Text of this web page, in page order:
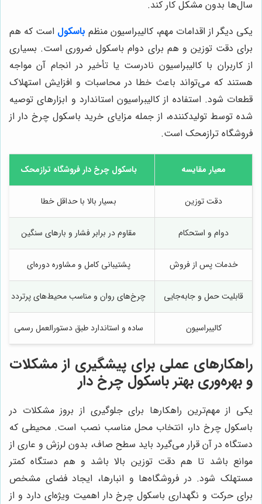
سال‌ها بدون مشکل کار کند.
یکی دیگر از اقدامات مهم، کالیبراسیون منظم باسکول است که هم
برای دقت توزین و هم برای دوام باسکول ضروری است. بسیاری
از کاربران با کالیبراسیون نادرست یا تأخیر در انجام آن مواجه
هستند که می‌تواند باعث خطا در محاسبات و افزایش استهلاک
قطعات شود. استفاده از کالیبراسیون استاندارد و ابزارهای توصیه
شده توسط تولیدکننده، از جمله مزایای خرید باسکول چرخ دار از
فروشگاه ترازمحک است.
معیار مقایسه باسکول چرخ دار فروشگاه ترازمحک
دقت توزین بسیار بالا با حداقل خطا
دوام و استحکام مقاوم در برابر فشار و بارهای سنگین
خدمات پس از فروش پشتیبانی کامل و مشاوره دوره‌ای
قابلیت حمل و جابه‌جایی چرخ‌های روان و مناسب محیط‌های پرتردد
کالیبراسیون ساده و استاندارد طبق دستورالعمل رسمی
راهکارهای عملی برای پیشگیری از مشکلات
و بهره‌وری بهتر باسکول چرخ دار
یکی از مهم‌ترین راهکارها برای جلوگیری از بروز مشکلات در
باسکول چرخ دار، انتخاب محل مناسب نصب است. محیطی که
دستگاه در آن قرار می‌گیرد باید سطح صاف، بدون لرزش و عاری از
موانع باشد تا هم دقت توزین بالا باشد و هم دستگاه کمتر
مستهلک شود. در فروشگاه‌ها و انبارها، ایجاد فضای مشخص
برای حرکت و نگهداری باسکول چرخ دار اهمیت ویژه‌ای دارد و از